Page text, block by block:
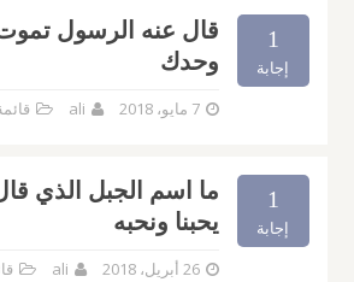
1
إجابة
قال عنه الرسول
وحدك
7 مايو، 2018 ali
1
إجابة
ما اسم الجبل الذي
يحبنا ونحبه
26 أبريل، 2018 ali